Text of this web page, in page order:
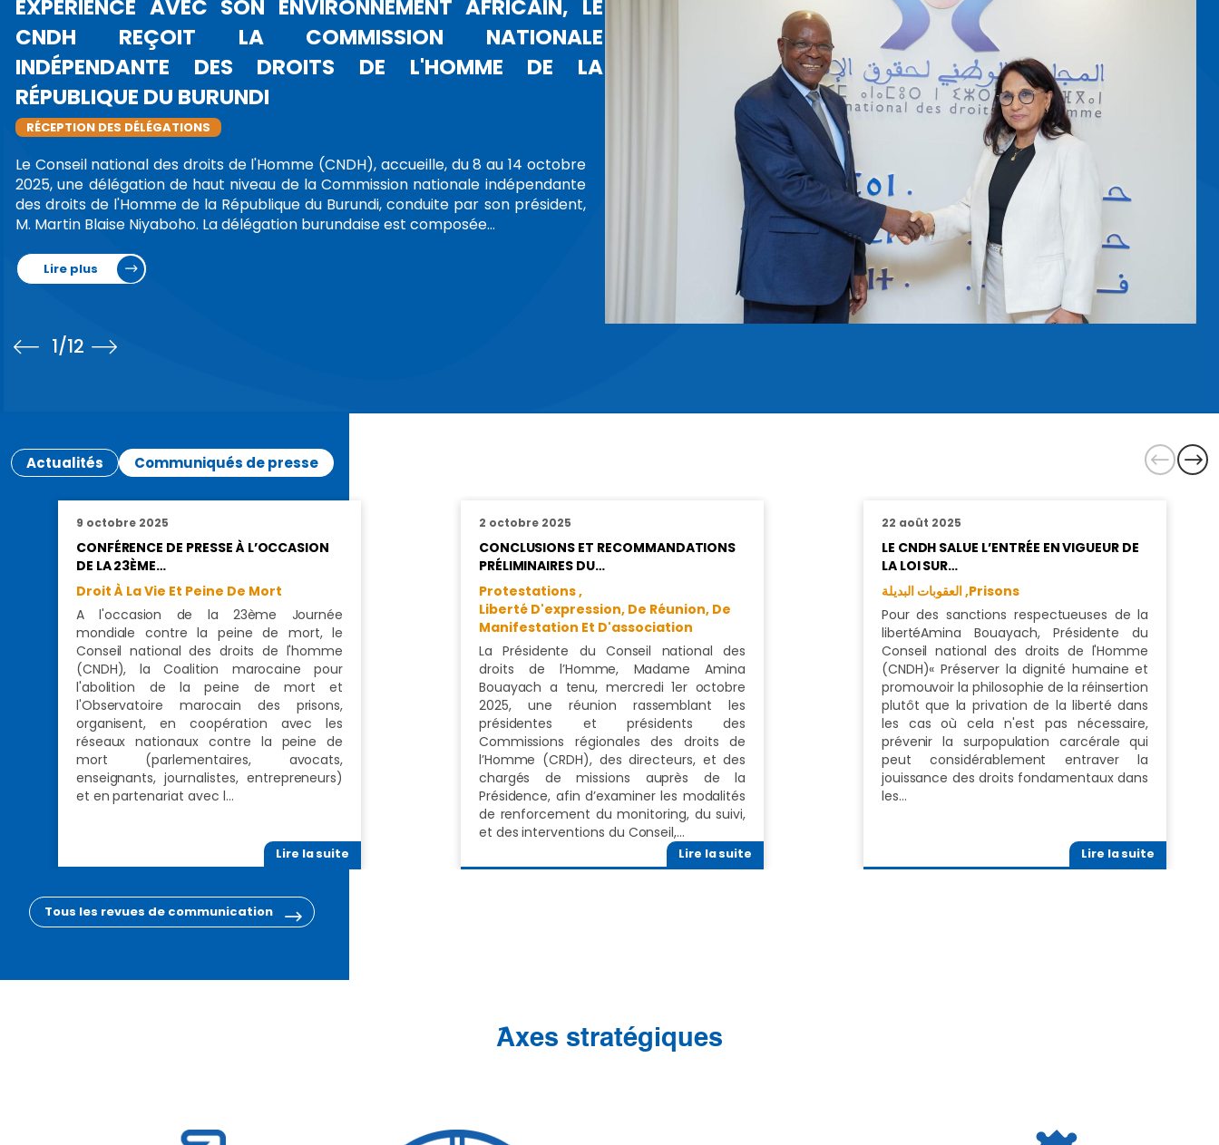
LE
DE LA
14 octobre
président,
DU CONSEIL NATIONAL DES DROITS DE
CONCERNANT LES PROTESTATIONS DANS
VILLES MAROCAINES
PROTESTATIONS
LIBERTÉ D'EXPRESSION, DE RÉUNION, DE MANIFESTATION ET D'ASSOCIATION
La Présidente du Conseil national des droits de l’Homme,
Bouayach a tenu, mercredi 1er octobre 2025, une réunion
présidentes et présidents des Commissions régionales des droits de
(CRDH), des directeurs, et des chargés de missions auprès de la
Lire plus
1/12
Actualités Communiqués de presse
9 octobre 2025
CONFÉRENCE DE PRESSE À L’OCCASION
DE LA 23ÈME…
Droit À La Vie Et Peine De Mort
A l'occasion de la 23ème Journée
mondiale contre la peine de mort, le
Conseil national des droits de l'homme
(CNDH), la Coalition marocaine pour
l'abolition de la peine de mort et
l'Observatoire marocain des prisons,
organisent, en coopération avec les
réseaux nationaux contre la peine de
mort (parlementaires, avocats,
enseignants, journalistes, entrepreneurs)
et en partenariat avec l…
Lire la suite
2 octobre 2025
CONCLUSIONS ET RECOMMANDATIONS
PRÉLIMINAIRES DU…
Protestations ,
Liberté D'expression, De Réunion, De
Manifestation Et D'association
La Présidente du Conseil national des
droits de l’Homme, Madame Amina
Bouayach a tenu, mercredi 1er octobre
2025, une réunion rassemblant les
présidentes et présidents des
Commissions régionales des droits de
l’Homme (CRDH), des directeurs, et des
chargés de missions auprès de la
Présidence, afin d’examiner les modalités
de renforcement du monitoring, du suivi,
et des interventions du Conseil,…
Lire la suite
22 août 2025
LE CNDH SALUE L’ENTRÉE EN VIGUEUR DE
LA LOI SUR…
العقوبات البديلة ,Prisons
Pour des sanctions respectueuses de la
libertéAmina Bouayach, Présidente du
Conseil national des droits de l'Homme
(CNDH)« Préserver la dignité humaine et
promouvoir la philosophie de la réinsertion
plutôt que la privation de la liberté dans
les cas où cela n'est pas nécessaire,
prévenir la surpopulation carcérale qui
peut considérablement entraver la
jouissance des droits fondamentaux dans
les…
Lire la suite
Tous les revues de communication
َAxes stratégiques